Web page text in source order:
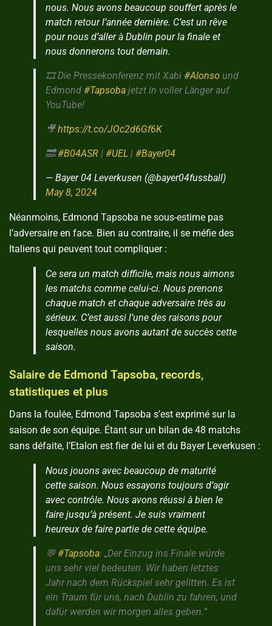
nous. Nous avons beaucoup souffert après le
match retour l’année dernière. C’est un rêve
pour nous d’aller à Dublin pour la finale et
nous donnerons tout demain.
🎞 Die Pressekonferenz mit Xabi #Alonso und
Edmond #Tapsoba jetzt in voller Länger auf
YouTube!
🎥https://t.co/JOc2d6Gf6K
🔜#B04ASR | #UEL | #Bayer04
— Bayer 04 Leverkusen (@bayer04fussball)
May 8, 2024
Néanmoins, Edmond Tapsoba ne sous-estime pas
l’adversaire en face. Bien au contraire, il se méfie des
Italiens qui peuvent tout compliquer :
Ce sera un match difficile, mais nous aimons
les matchs comme celui-ci. Nous prenons
chaque match et chaque adversaire très au
sérieux. C’est aussi l’une des raisons pour
lesquelles nous avons autant de succès cette
saison.
Salaire de Edmond Tapsoba, records,
statistiques et plus
Dans la foulée, Edmond Tapsoba s’est exprimé sur la
saison de son équipe. Étant sur un bilan de 48 matchs
sans défaite, l’Etalon est fier de lui et du Bayer Leverkusen :
Nous jouons avec beaucoup de maturité
cette saison. Nous essayons toujours d’agir
avec contrôle. Nous avons réussi à bien le
faire jusqu’à présent. Je suis vraiment
heureux de faire partie de cette équipe.
💬#Tapsoba: „Der Einzug ins Finale würde
uns sehr viel bedeuten. Wir haben letztes
Jahr nach dem Rückspiel sehr gelitten. Es ist
ein Traum für uns, nach Dublin zu fahren, und
dafür werden wir morgen alles geben.“